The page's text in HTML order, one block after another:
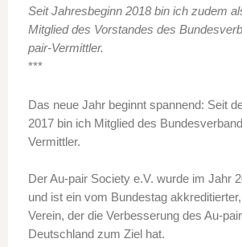
Seit Jahresbeginn 2018 bin ich zudem
Mitglied des Vorstandes des
pair-Vermittler.
***
Das neue Jahr beginnt spannend: Seit
2017 bin ich Mitglied des
Vermittler.
Der Au-pair Society e.V. wurde im Jahr
und ist ein vom Bundestag
Verein, der die Verbesserung des Au-
Deutschland zum Ziel hat.